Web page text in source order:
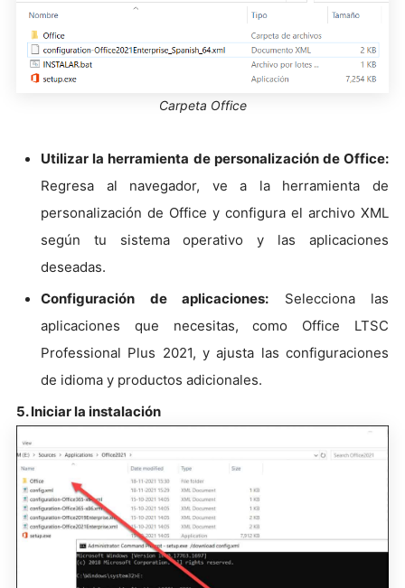
Carpeta Office
Utilizar la herramienta de personalización de Office:
Regresa al navegador, ve a la herramienta de
personalización de Office y configura el archivo XML
según tu sistema operativo y las aplicaciones
deseadas.
Configuración de aplicaciones: Selecciona las
aplicaciones que necesitas, como Office LTSC
Professional Plus 2021, y ajusta las configuraciones
de idioma y productos adicionales.
5. Iniciar la instalación